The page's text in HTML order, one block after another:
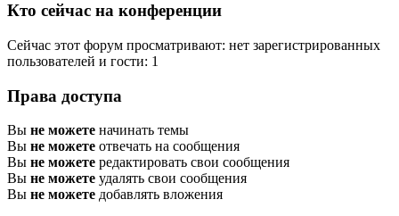
Кто сейчас на конференции
Сейчас этот форум просматривают: нет зарегистрированных
пользователей и гости: 1
Права доступа
Вы не можете начинать темы
Вы не можете отвечать на сообщения
Вы не можете редактировать свои сообщения
Вы не можете удалять свои сообщения
Вы не можете добавлять вложения